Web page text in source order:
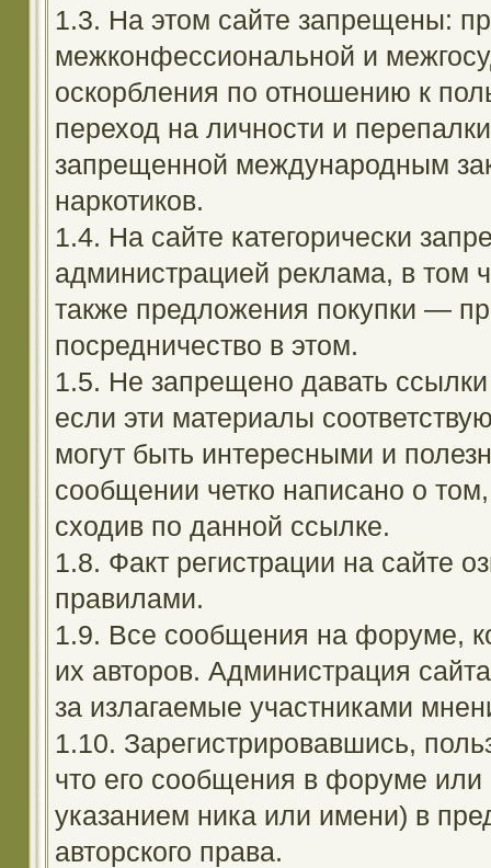
1.3. На этом сайте запрещены:
межконфессиональной и
оскорбления по отношению к
переход на личности и
запрещенной международным
наркотиков.
1.4. На сайте категорически
администрацией реклама, в том
также предложения покупки —
посредничество в этом.
1.5. Не запрещено давать
если эти материалы
могут быть интересными и
сообщении четко написано о
сходив по данной ссылке.
1.8. Факт регистрации на сайте
правилами.
1.9. Все сообщения на форуме,
их авторов. Администрация
за излагаемые участниками
1.10. Зарегистрировавшись,
что его сообщения в форуме или
указанием ника или имени) в
авторского права.